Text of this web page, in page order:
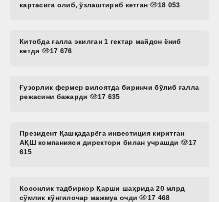
картасига олиб, ўзлаштириб кетган
18 053
Китобда ғалла экилган 1 гектар майдон ёниб
кетди
17 676
Ғузорлик фермер вилоятда биринчи бўлиб ғалла
режасини бажарди
17 635
Президент Қашқадарёга инвестиция киритган
АҚШ компанияси директори билан учрашди
17
615
Косонлик тадбиркор Қарши шаҳрида 20 млрд
сўмлик кўнгилочар мажмуа очди
17 468